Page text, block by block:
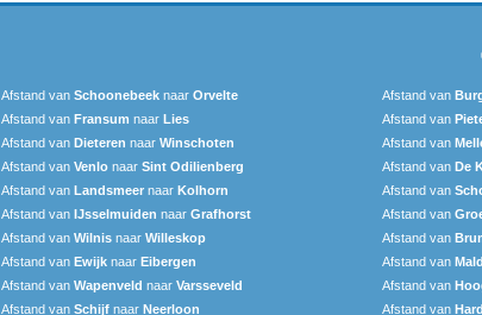
Afstand van Schoonebeek naar Orvelte Afstand van
Afstand van Fransum naar Lies Afstand van
Afstand van Dieteren naar Winschoten Afstand van
Afstand van Venlo naar Sint Odilienberg Afstand van De
Afstand van Landsmeer naar Kolhorn Afstand van
Afstand van IJsselmuiden naar Grafhorst Afstand van
Afstand van Wilnis naar Willeskop Afstand van
Afstand van Ewijk naar Eibergen Afstand van
Afstand van Wapenveld naar Varsseveld Afstand van
Afstand van Schijf naar Neerloon Afstand van